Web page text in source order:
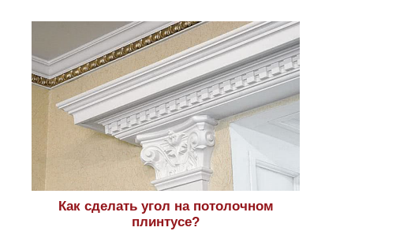
Как сделать угол на потолочном
плинтусе?